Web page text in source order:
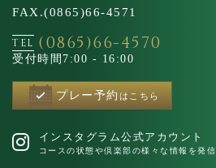
FAX.(0865)66-4571
TEL (0865)66-4570
受付時間 7:00 - 16:00
プレー予約 はこちら
インスタグラム公式アカウント
コースの状態や倶楽部の様々な情報を発信